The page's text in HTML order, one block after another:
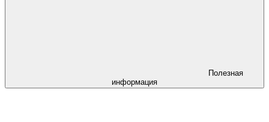
Полезная
информация